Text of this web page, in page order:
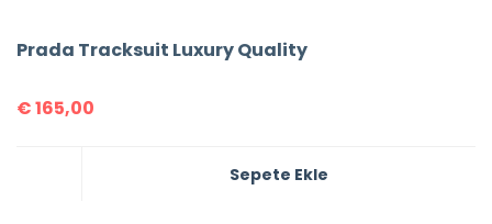
Prada Tracksuit Luxury Quality
€165,00
Sepete Ekle